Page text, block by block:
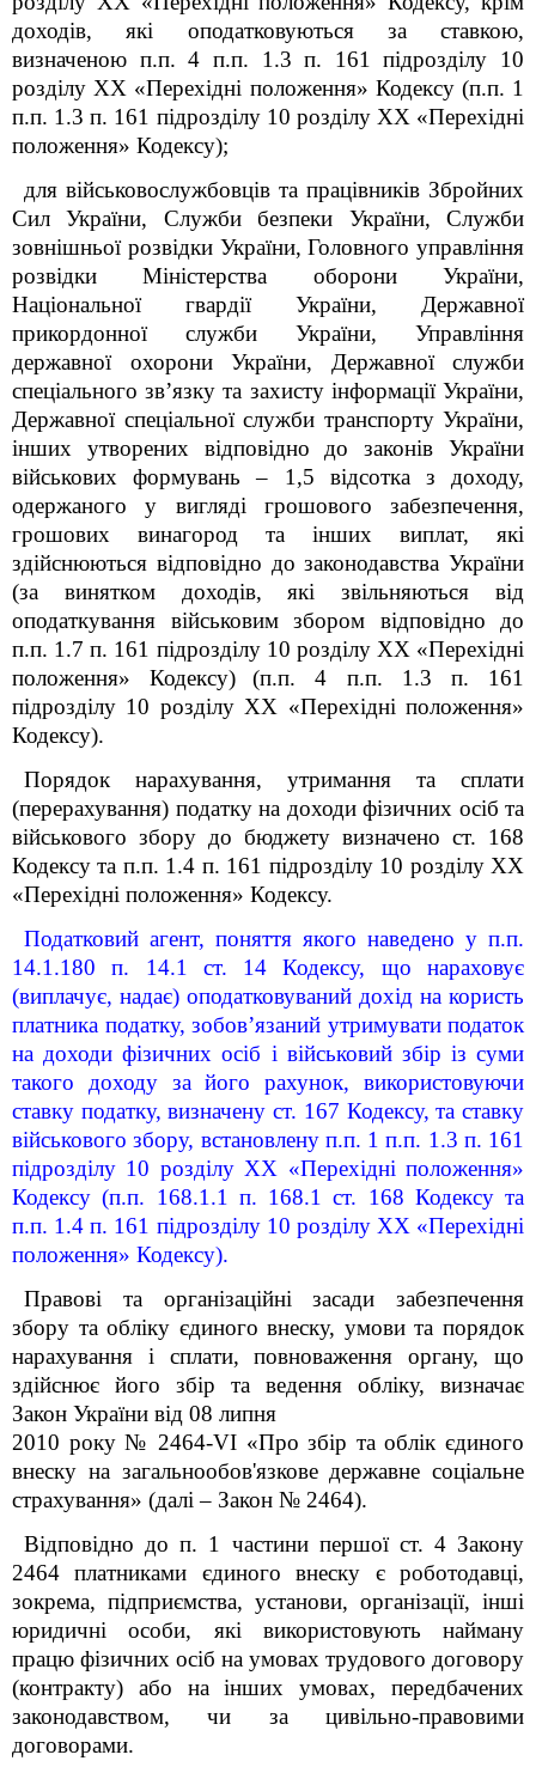
доходів, які оподатковуються за ставкою,
визначеною п.п. 4 п.п. 1.3 п. 161
підрозділу 10
розділу XX «Перехідні положення» Кодексу (п.п. 1
п.п. 1.3 п. 161 підрозділу 10 розділу XX «Перехідні
положення» Кодексу);
для військовослужбовців та працівників Збройних
Сил України, Служби безпеки України, Служби
зовнішньої розвідки України, Головного управління
розвідки Міністерства оборони України,
Національної гвардії України, Державної
прикордонної служби України, Управління
державної охорони України, Державної служби
спеціального зв’язку та захисту інформації України,
Державної спеціальної служби транспорту України,
інших утворених відповідно до законів України
військових формувань – 1,5 відсотка з доходу,
одержаного у вигляді грошового забезпечення,
грошових винагород та інших виплат, які
здійснюються відповідно до законодавства України
(за винятком доходів, які звільняються від
оподаткування військовим збором відповідно до
п.п. 1.7п. 161 підрозділу 10 розділу XX «Перехідні
положення»Кодексу) (п.п. 4 п.п. 1.3 п. 161
підрозділу 10 розділу XX «Перехідні положення»
Кодексу).
Порядок нарахування, утримання та сплати
(перерахування) податку на доходи фізичних осіб та
військового збору до бюджету визначено ст. 168
Кодексу та п.п. 1.4 п. 161 підрозділу 10 розділу XX
«Перехідні положення» Кодексу.
Податковий агент, поняття якого наведено у п.п.
14.1.180 п. 14.1 ст. 14 Кодексу, що нараховує
(виплачує, надає) оподатковуваний дохід на користь
платника податку, зобов’язаний утримувати податок
на доходи фізичних осіб і військовий збір із суми
такого доходу за його рахунок, використовуючи
ставку податку, визначену ст. 167 Кодексу, та ставку
військового збору, встановлену п.п. 1 п.п. 1.3 п. 161
підрозділу 10 розділу XX «Перехідні положення»
Кодексу (п.п. 168.1.1 п. 168.1 ст. 168 Кодексу та
п.п. 1.4 п. 161 підрозділу 10 розділу XX «Перехідні
положення» Кодексу).
Правові та організаційні засади забезпечення
збору та обліку єдиного внеску, умови та порядок
нарахування і сплати, повноваження органу, що
здійснює його збір та ведення обліку, визначає
Закон України від 08 липня
2010 року № 2464-VI «Про збір та облік єдиного
внеску на загальнообов'язкове державне соціальне
страхування» (далі – Закон № 2464).
Відповідно до п. 1 частини першої ст. 4 Закону
2464 платниками єдиного внеску є роботодавці,
зокрема, підприємства, установи, організації, інші
юридичні особи, які використовують найману
працю фізичних осіб на умовах трудового договору
(контракту) або на інших умовах, передбачених
законодавством, чи за цивільно-правовими
договорами.